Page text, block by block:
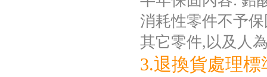
消耗性零件不予
其它零件,以及人
3.退換貨處理標